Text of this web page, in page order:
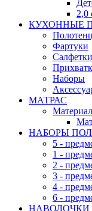
2,0
КУХОННЫЕ
Фартуки
Салфетки
Наборы
МАТРАС
НАБОРЫ
5 -
1 -
2 -
3 -
4 -
6 -
НАВОЛОЧКИ